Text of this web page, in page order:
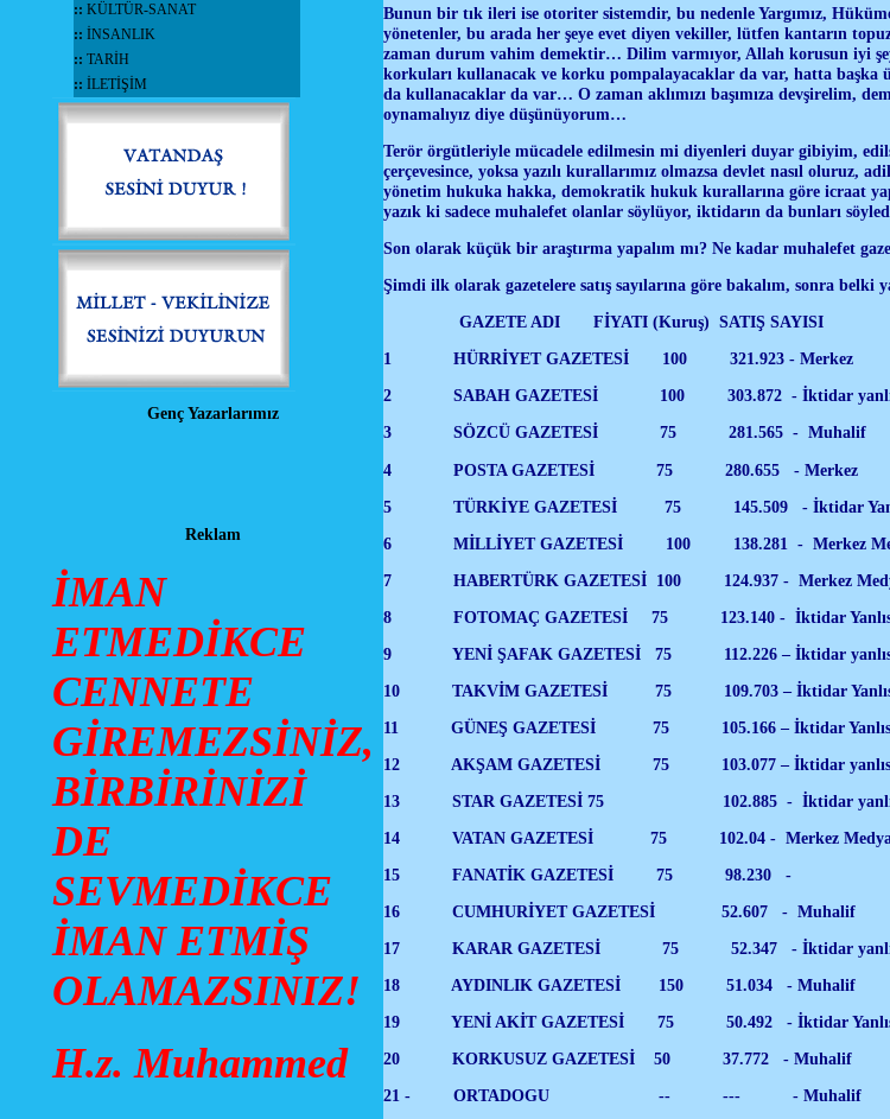
:: KÜLTÜR-SANAT
:: İNSANLIK
:: TARİH
:: İLETİŞİM
Genç Yazarlarımız
Reklam
İMAN
ETMEDİKCE
CENNETE
GİREMEZSİNİZ,
BİRBİRİNİZİ
DE
SEVMEDİKCE
İMAN ETMİŞ
OLAMAZSINIZ!
H.z. Muhammed
Bunun bir tık ileri ise otoriter sistemdir, bu nedenle Yargımız,
yönetenler, bu arada her şeye evet diyen vekiller, lütfen kantarın
zaman durum vahim demektir… Dilim varmıyor, Allah korusun iyi
korkuları kullanacak ve korku pompalayacaklar da var, hatta başka
da kullanacaklar da var… O zaman aklımızı başımıza devşirelim,
oynamalıyız diye düşünüyorum…
Terör örgütleriyle mücadele edilmesin mi diyenleri duyar gibiyim,
çerçevesince, yoksa yazılı kurallarımız olmazsa devlet nasıl oluruz,
yönetim hukuka hakka, demokratik hukuk kurallarına göre icraat
yazık ki sadece muhalefet olanlar söylüyor, iktidarın da bunları
Son olarak küçük bir araştırma yapalım mı? Ne kadar muhalefet
Şimdi ilk olarak gazetelere satış sayılarına göre bakalım, sonra belki
GAZETE ADI FİYATI (Kuruş) SATIŞ SAYISI
1 HÜRRİYET GAZETESİ 100 321.923 - Merkez
2 SABAH GAZETESİ 100 303.872 - İktidar
3 SÖZCÜ GAZETESİ 75 281.565 - Muhalif
4 POSTA GAZETESİ 75 280.655 - Merkez
5 TÜRKİYE GAZETESİ 75 145.509 - İktidar
6 MİLLİYET GAZETESİ 100 138.281 - Merkez
7 HABERTÜRK GAZETESİ 100 124.937 - Merkez
8 FOTOMAÇ GAZETESİ 75 123.140 - İktidar Yanlısı
9 YENİ ŞAFAK GAZETESİ 75 112.226 – İktidar
10 TAKVİM GAZETESİ 75 109.703 – İktidar
11 GÜNEŞ GAZETESİ 75 105.166 – İktidar
12 AKŞAM GAZETESİ 75 103.077 – İktidar
13 STAR GAZETESİ 75 102.885 - İktidar
14 VATAN GAZETESİ 75 102.04 - Merkez
15 FANATİK GAZETESİ 75 98.230 -
16 CUMHURİYET GAZETESİ 52.607 - Muhalif
17 KARAR GAZETESİ 75 52.347 - İktidar
18 AYDINLIK GAZETESİ 150 51.034 - Muhalif
19 YENİ AKİT GAZETESİ 75 50.492 - İktidar
20 KORKUSUZ GAZETESİ 50 37.772 - Muhalif
21 - ORTADOGU -- --- - Muhalif